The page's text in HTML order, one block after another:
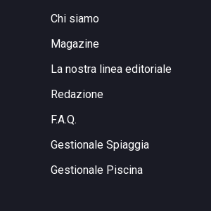
Chi siamo
Magazine
La nostra linea editoriale
Redazione
F.A.Q.
Gestionale Spiaggia
Gestionale Piscina